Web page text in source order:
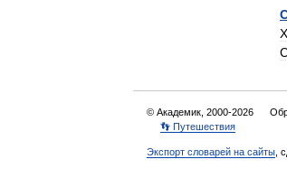
© Академик, 2000-2026
👣 Путешествия
Экспорт словарей на сайты ,